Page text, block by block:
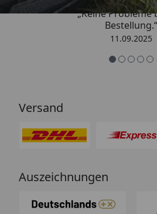
„Keine Probleme
Bestellung.“
11.09.2025
Versand
Auszeichnungen